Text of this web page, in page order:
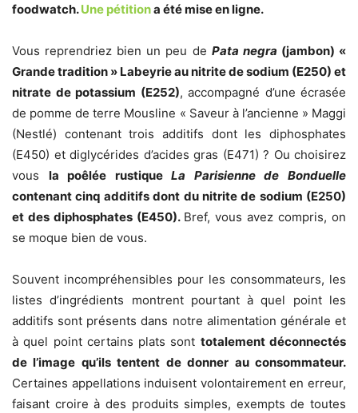
foodwatch.Une pétitiona été mise en ligne.
Vous reprendriez bien un peu de Pata negra (jambon) «
Grande tradition » Labeyrie au nitrite de sodium (E250) et
nitrate de potassium (E252), accompagné d’une écrasée
de pomme de terre Mousline « Saveur à l’ancienne » Maggi
(Nestlé) contenant trois additifs dont les diphosphates
(E450) et diglycérides d’acides gras (E471) ? Ou choisirez
vous la poêlée rustiqueLa Parisienne de Bonduelle
contenant cinq additifs dont du nitrite de sodium (E250)
et des diphosphates (E450). Bref, vous avez compris, on
se moque bien de vous.
Souvent incompréhensibles pour les consommateurs, les
listes d’ingrédients montrent pourtant à quel point les
additifs sont présents dans notre alimentation générale et
à quel point certains plats sont totalement déconnectés
de l’image qu’ils tentent de donner au consommateur.
Certaines appellations induisent volontairement en erreur,
faisant croire à des produits simples, exempts de toutes